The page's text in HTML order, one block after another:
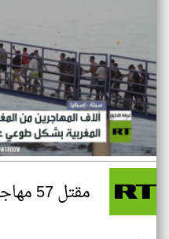
مقتل 57 مهاجرا خلال تسللهم إلى سبتة